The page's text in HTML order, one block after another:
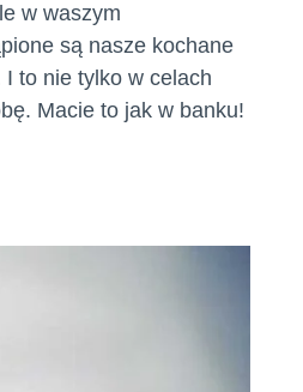
w waszym
są nasze kochane
to nie tylko w celach
Macie to jak w banku!